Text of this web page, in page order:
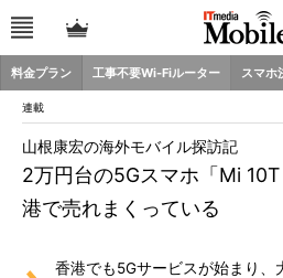
料金プラン 工事不要Wi-Fiルーター スマホ
連載
2万円台の5Gスマホ「Mi
港で売れまくっている
山根康宏の海外モバイル探訪記
香港でも5Gサービスが始まり、